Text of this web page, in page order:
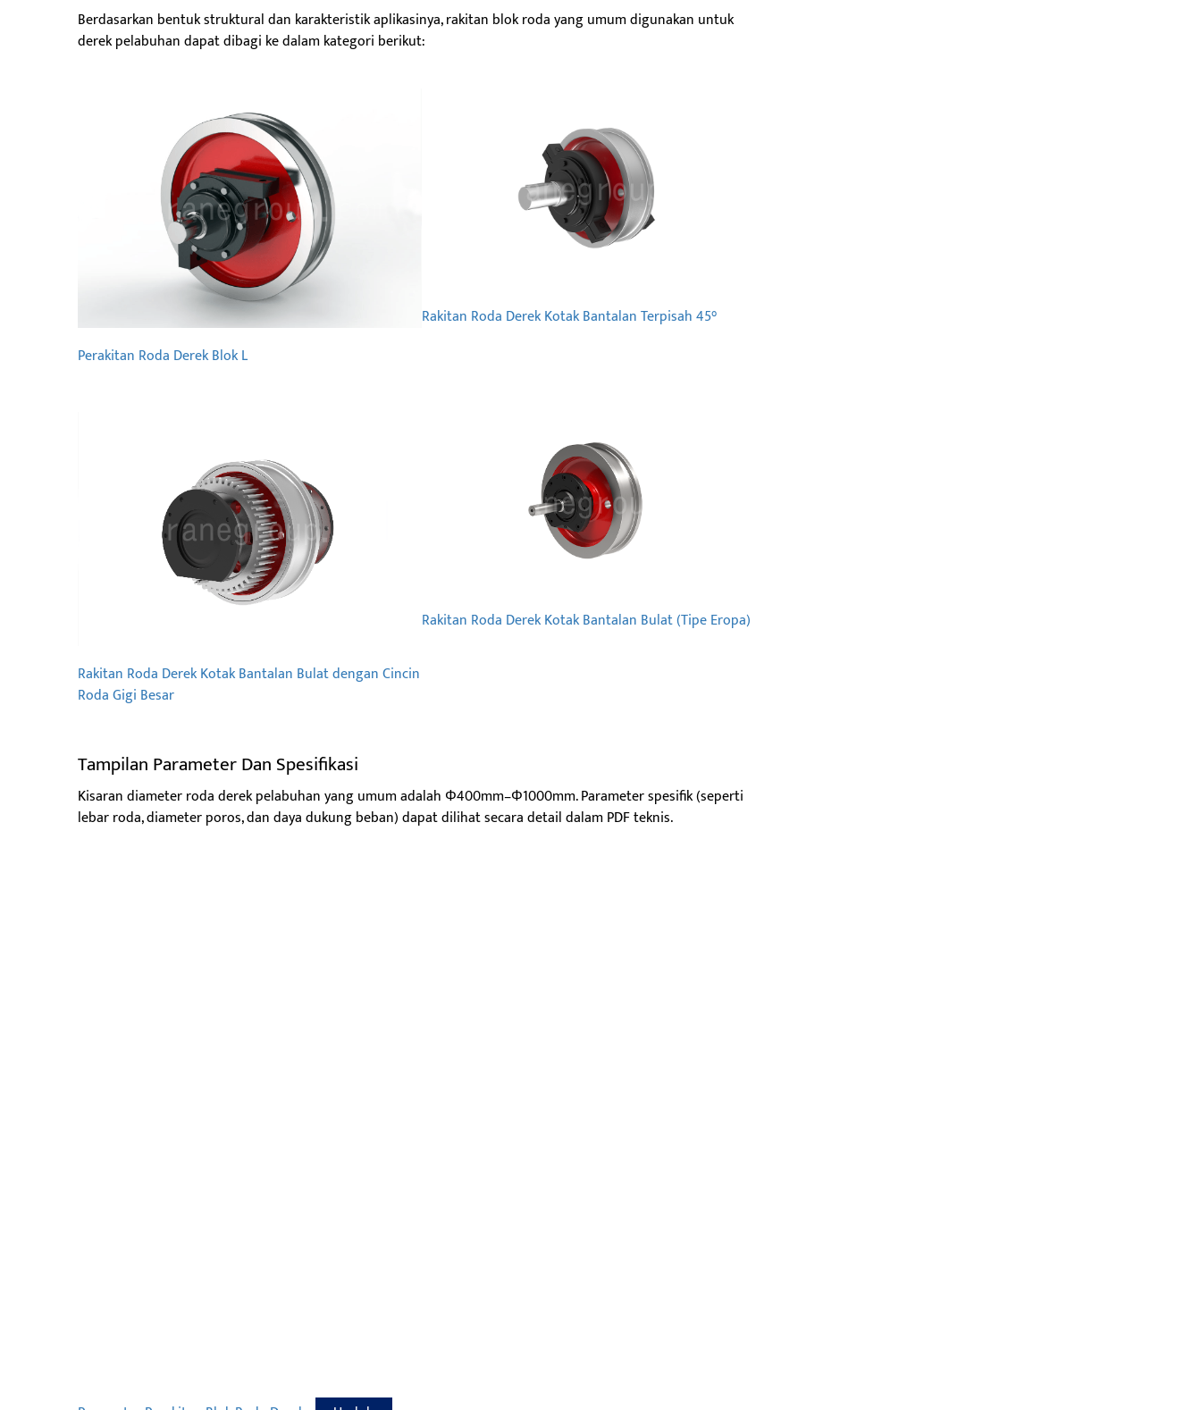
Berdasarkan bentuk struktural dan karakteristik aplikasinya, rakitan blok roda yang umum digunakan untuk
derek pelabuhan dapat dibagi ke dalam kategori berikut:
Perakitan Roda Derek Blok L
Rakitan Roda Derek Kotak Bantalan Terpisah 45°
Rakitan Roda Derek Kotak Bantalan Bulat dengan Cincin
Roda Gigi Besar
Rakitan Roda Derek Kotak Bantalan Bulat (Tipe Eropa)
Tampilan Parameter Dan Spesifikasi
Kisaran diameter roda derek pelabuhan yang umum adalah Φ400mm–Φ1000mm. Parameter spesifik (seperti
lebar roda, diameter poros, dan daya dukung beban) dapat dilihat secara detail dalam PDF teknis.